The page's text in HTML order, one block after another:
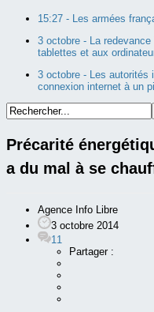
15:27 - Les armées
3 octobre - La
tablettes et aux
3 octobre - Les autorités
connexion internet à un
Précarité
a du mal à se
Agence Info Libre
3 octobre 2014
11
Partager :